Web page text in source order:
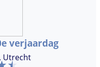
verjaardag
Utrecht